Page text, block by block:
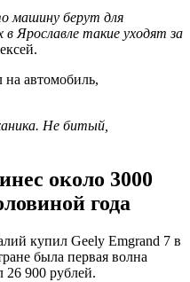
машину берут для
Ярославле такие уходят за
автомобиль,
Не битый,
около 3000
года
купил Geely Emgrand 7 в
была первая волна
26 900 рублей.